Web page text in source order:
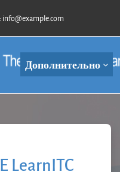
info@example.com
Дополнительно
LearnITC